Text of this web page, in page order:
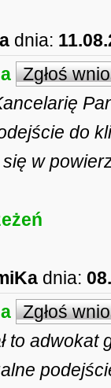
dnia:
Zgłoś
do
w
dnia:
Zgłoś
to adwokat